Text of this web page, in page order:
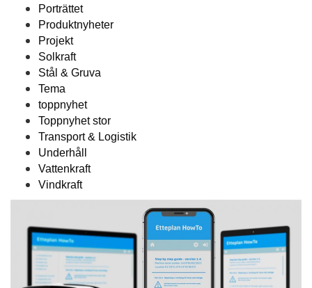
Porträttet
Produktnyheter
Projekt
Solkraft
Stål & Gruva
Tema
toppnyhet
Toppnyhet stor
Transport & Logistik
Underhåll
Vattenkraft
Vindkraft